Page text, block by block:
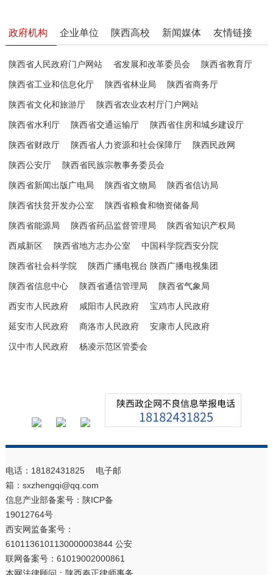
政府机构 企业单位 陕西高校 新闻媒体 友情链接
陕西省人民政府门户网站 省发展和改革委员会 陕西省教育厅
陕西省工业和信息化厅 陕西省林业局 陕西省商务厅
陕西省文化和旅游厅 陕西省农业农村厅门户网站
陕西省水利厅 陕西省交通运输厅 陕西省住房和城乡建设厅
陕西省财政厅 陕西省人力资源和社会保障厅 陕西民政网
陕西公安厅 陕西省民族宗教事务委员会
陕西省新闻出版广电局 陕西省文物局 陕西省信访局
陕西省扶贫开发办公室 陕西省粮食和物资储备局
陕西省能源局 陕西省药品监督管理局 陕西省知识产权局
西咸新区 陕西省地方志办公室 中国科学院西安分院
陕西省社会科学院 陕西广播电视台 陕西广播电视集团
陕西省信息中心 陕西省通信管理局 陕西省气象局
西安市人民政府 咸阳市人民政府 宝鸡市人民政府
延安市人民政府 商洛市人民政府 安康市人民政府
汉中市人民政府 杨凌示范区管委会
电话：18182431825 电子邮
箱：sxzhengqi@qq.com
信息产业部备案号： 陕ICP备
19012764号
西安网监备案号：
6101136101130000003844 公安
联网备案号：61019002000861
本网法律顾问：陕西秦正律师事务